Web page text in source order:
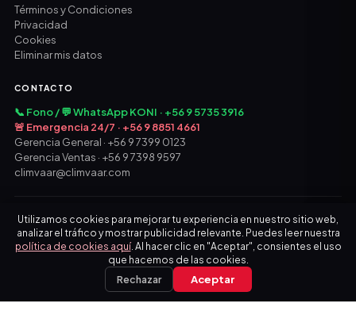
Términos y Condiciones
Privacidad
Cookies
Eliminar mis datos
CONTACTO
📞 Fono / 💬 WhatsApp KONI · +56 9 5735 3916
🚨 Emergencia 24/7 · +56 9 8851 4661
Gerencia General · +56 9 7399 0123
Gerencia Ventas · +56 9 7398 9597
climvaar@climvaar.com
Utilizamos cookies para mejorar tu experiencia en nuestro sitio web,
analizar el tráfico y mostrar publicidad relevante. Puedes leer nuestra
política de cookies aquí. Al hacer clic en "Aceptar", consientes el uso
que hacemos de las cookies.
Rechazar Aceptar